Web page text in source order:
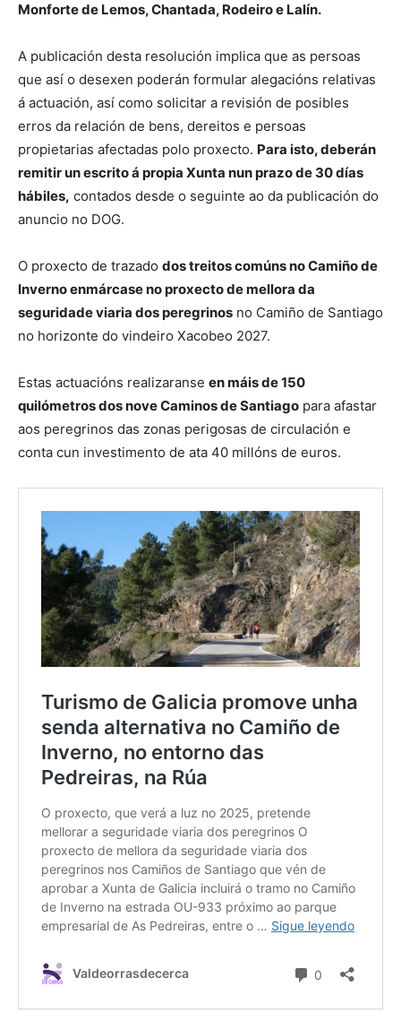
Monforte de Lemos, Chantada, Rodeiro e Lalín.
A publicación desta resolución implica que as persoas
que así o desexen poderán formular alegacións relativas
á actuación, así como solicitar a revisión de posibles
erros da relación de bens, dereitos e persoas
propietarias afectadas polo proxecto. Para isto, deberán
remitir un escrito á propia Xunta nun prazo de 30 días
hábiles, contados desde o seguinte ao da publicación do
anuncio no DOG.
O proxecto de trazado dos treitos comúns no Camiño de
Inverno enmárcase no proxecto de mellora da
seguridade viaria dos peregrinos no Camiño de Santiago
no horizonte do vindeiro Xacobeo 2027.
Estas actuacións realizaranse en máis de 150
quilómetros dos nove Caminos de Santiago para afastar
aos peregrinos das zonas perigosas de circulación e
conta cun investimento de ata 40 millóns de euros.